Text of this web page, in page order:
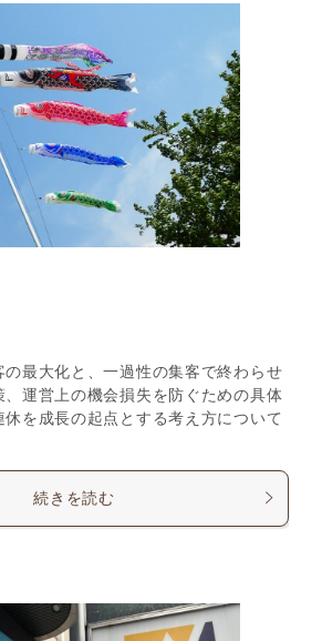
最大化と、一過性の集客で終わらせ
、運営上の機会損失を防ぐための具体
を成長の起点とする考え方について
続きを読む